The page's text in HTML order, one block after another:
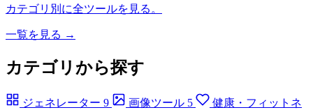
カテゴリ別に全ツールを見る。
一覧を見る →
カテゴリから探す
ジェネレーター 9 画像ツール 5
健康・フィットネ